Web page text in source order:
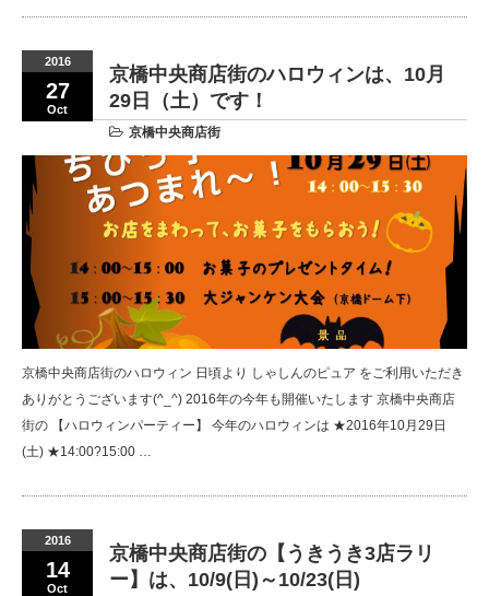
2016
27
Oct
京橋中央商店街のハロウィンは、10月
29日（土）です！
京橋中央商店街
京橋中央商店街のハロウィン 日頃より しゃしんのピュア をご利用いただき
ありがとうございます(^_^) 2016年の今年も開催いたします 京橋中央商店
街の 【ハロウィンパーティー】 今年のハロウィンは ★2016年10月29日
(土) ★14:00?15:00 …
2016
14
Oct
京橋中央商店街の【うきうき3店ラリ
ー】は、10/9(日)～10/23(日)